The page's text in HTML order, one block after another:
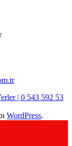
| 0 543 592 53
WordPress.